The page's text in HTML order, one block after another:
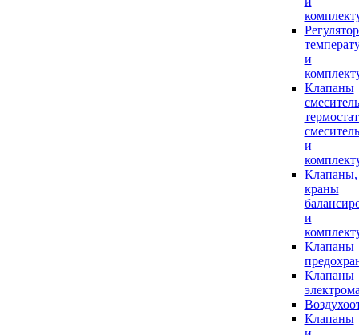
и
Клапаны
и
Клапаны,
краны
и
Клапаны
Клапаны
Клапаны